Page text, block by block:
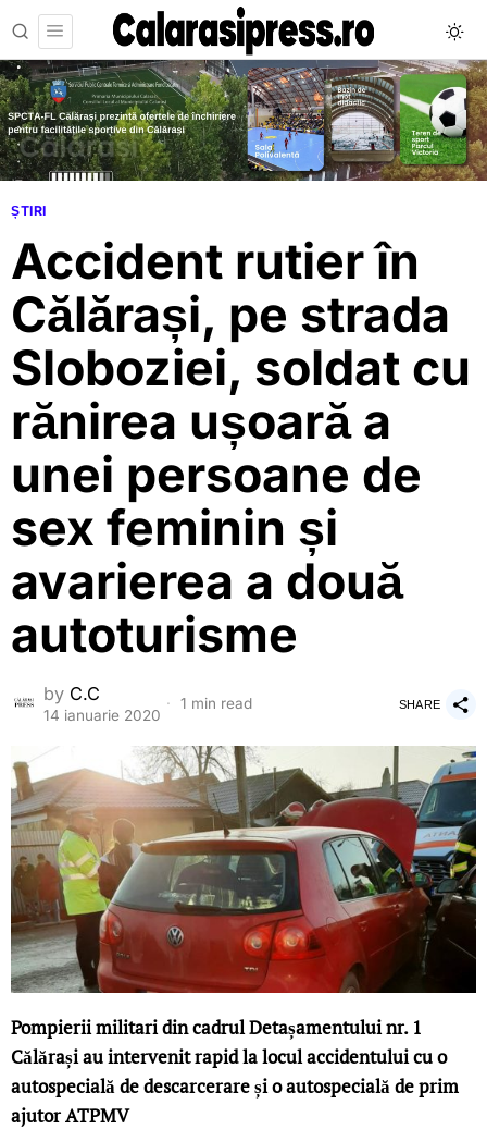
ȘTIRI
Accident rutier în
Călărași, pe strada
Sloboziei, soldat cu
rănirea ușoară a
unei persoane de
sex feminin și
avarierea a două
autoturisme
by C.C
14 ianuarie 2020
1 min read SHARE
Pompierii militari din cadrul Detașamentului nr. 1
Călărași au intervenit rapid la locul accidentului cu o
autospecială de descarcerare și o autospecială de prim
ajutor ATPMV